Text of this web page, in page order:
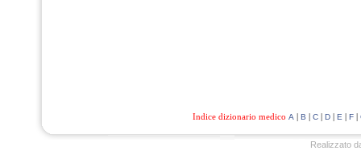
Indice dizionario medico A | B | C| D| E | F|
Realizzato